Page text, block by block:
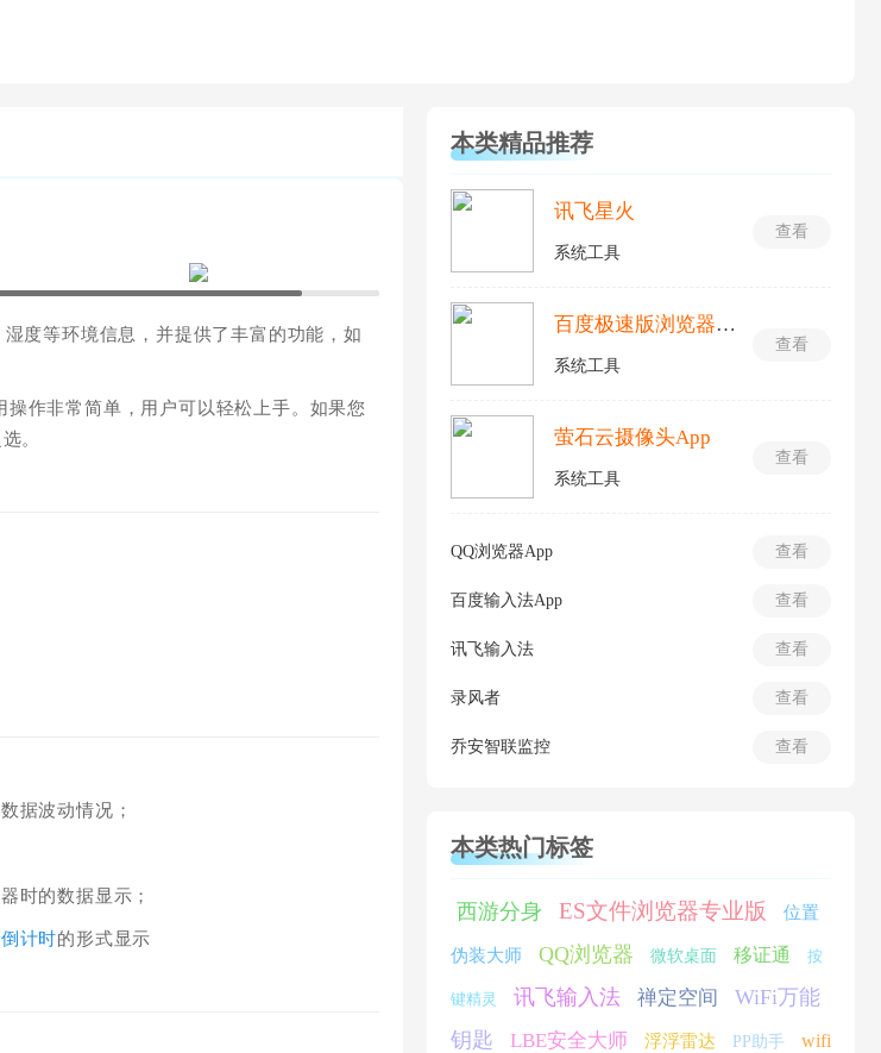
度等环境信息，并提供了丰富的功能，如
作非常简单，用户可以轻松上手。如果您
。
据波动情况；
时的数据显示；
倒计时的形式显示
本类精品推荐
查看
讯飞星火
系统工具
查看
百度极速版浏览器最新版
系统工具
查看
萤石云摄像头App
系统工具
查看
QQ浏览器App
查看
百度输入法App
查看
讯飞输入法
查看
录风者
查看
乔安智联监控
本类热门标签
西游分身 ES文件浏览器专业版 位置
伪装大师 QQ浏览器 微软桌面 移证通 按
键精灵 讯飞输入法 禅定空间
WiFi万能
钥匙
LBE安全大师 浮浮雷达 PP助手 wifi